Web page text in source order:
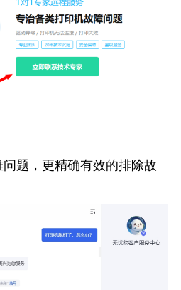
题，更精确有效的排除故